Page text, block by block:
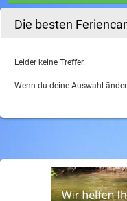
Die besten
Leider keine Treffer.
Wenn du deine Auswahl